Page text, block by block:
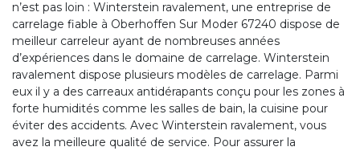
n’est pas loin : Winterstein ravalement, une entreprise de
carrelage fiable à Oberhoffen Sur Moder 67240 dispose de
meilleur carreleur ayant de nombreuses années
d’expériences dans le domaine de carrelage. Winterstein
ravalement dispose plusieurs modèles de carrelage. Parmi
eux il y a des carreaux antidérapants conçu pour les zones à
forte humidités comme les salles de bain, la cuisine pour
éviter des accidents. Avec Winterstein ravalement, vous
avez la meilleure qualité de service. Pour assurer la